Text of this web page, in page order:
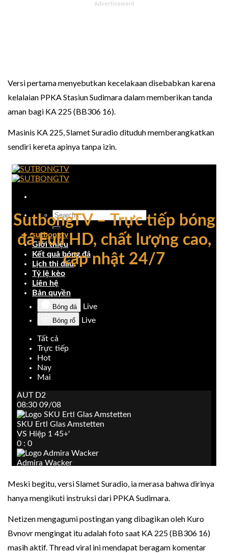
Versi pertama menyebutkan kecelakaan disebabkan karena
kelalaian PPKA Stasiun Sudimara dalam memberikan tanda
aman bagi KA 225 (BB306 16).
Masinis KA 225, Slamet Suradio dituduh memberangkatkan
sendiri kereta apinya tanpa izin.
Meski begitu, versi Slamet Suradio, ia merasa bahwa dirinya
hanya mengikuti instruksi dari PPKA Sudimara.
Netizen mengagumi postingan yang dibagikan oleh Kuro
Bvnovr mengingat itu adalah foto saat KA 225 (BB306 16)
masih aktif. Thread viral ini mendapat beragam komentar